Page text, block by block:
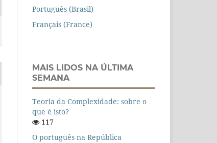
Português (Brasil)
Français (France)
MAIS LIDOS NA ÚLTIMA
SEMANA
Teoria da Complexidade: sobre o
que é isto?
117
O português na República